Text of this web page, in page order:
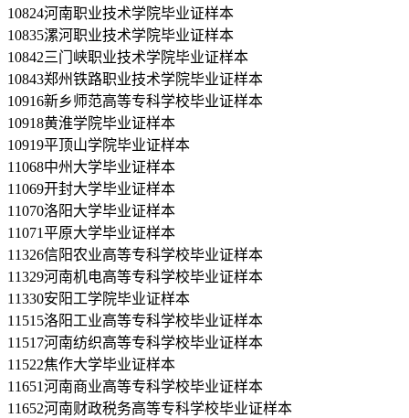
10824河南职业技术学院毕业证样本
10835漯河职业技术学院毕业证样本
10842三门峡职业技术学院毕业证样本
10843郑州铁路职业技术学院毕业证样本
10916新乡师范高等专科学校毕业证样本
10918黄淮学院毕业证样本
10919平顶山学院毕业证样本
11068中州大学毕业证样本
11069开封大学毕业证样本
11070洛阳大学毕业证样本
11071平原大学毕业证样本
11326信阳农业高等专科学校毕业证样本
11329河南机电高等专科学校毕业证样本
11330安阳工学院毕业证样本
11515洛阳工业高等专科学校毕业证样本
11517河南纺织高等专科学校毕业证样本
11522焦作大学毕业证样本
11651河南商业高等专科学校毕业证样本
11652河南财政税务高等专科学校毕业证样本